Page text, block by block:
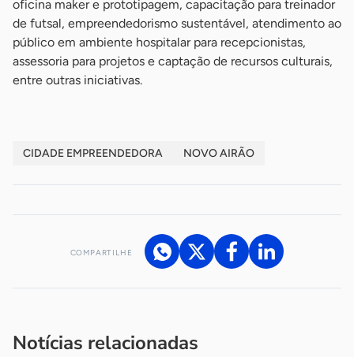
oficina maker e prototipagem, capacitação para treinador
de futsal, empreendedorismo sustentável, atendimento ao
público em ambiente hospitalar para recepcionistas,
assessoria para projetos e captação de recursos culturais,
entre outras iniciativas.
CIDADE EMPREENDEDORA NOVO AIRÃO
COMPARTILHE
Notícias relacionadas